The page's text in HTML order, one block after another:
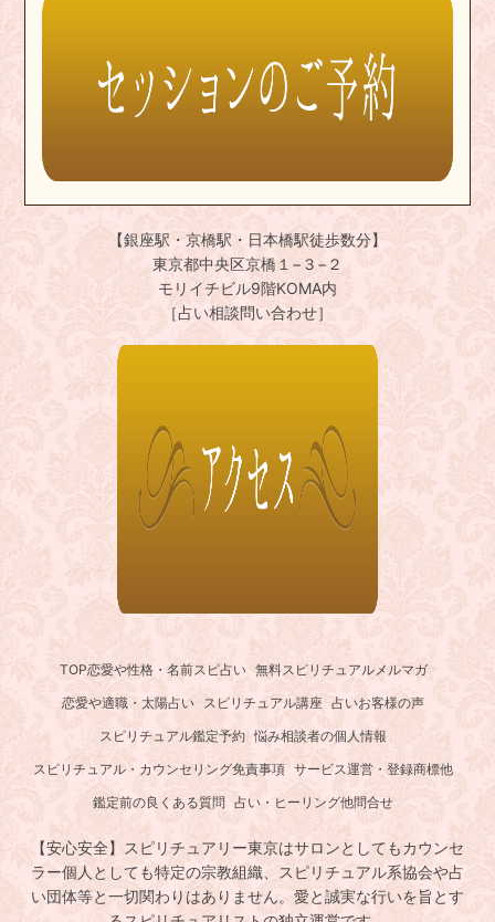
【銀座駅・京橋駅・日本橋駅徒歩数分】
東京都中央区京橋１−３−２
モリイチビル9階KOMA内
［占い相談問い合わせ］
TOP恋愛や性格・名前スピ占い 無料スピリチュアルメルマガ
恋愛や適職・太陽占い
スピリチュアル講座 占いお客様の声
スピリチュアル鑑定予約 悩み相談者の個人情報
スピリチュアル・カウンセリング免責事項 サービス運営・登録商標他
鑑定前の良くある質問 占い・ヒーリング他問合せ
【安心安全】スピリチュアリー東京はサロンとしてもカウンセ
ラー個人としても特定の宗教組織、スピリチュアル系協会や占
い団体等と一切関わりはありません。愛と誠実な行いを旨とす